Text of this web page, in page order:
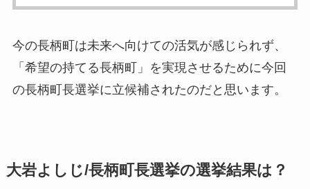
今の長柄町は未来へ向けての活気が感じられず、
「希望の持てる長柄町」を実現させるために今回
の長柄町長選挙に立候補されたのだと思います。
大岩よしじ/長柄町長選挙の選挙結果は？